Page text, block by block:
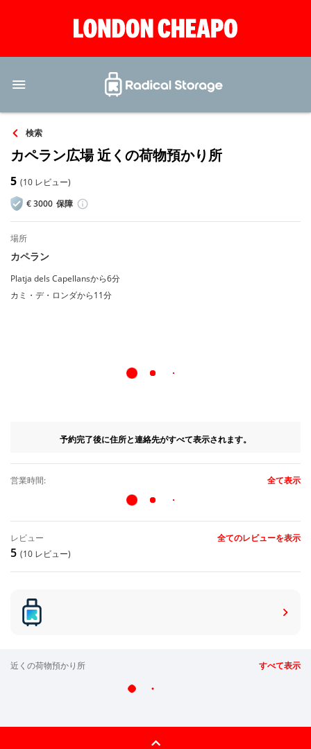
検索
カペラン広場 近くの荷物預かり所
5 (10 レビュー)
€3000 保障
場所
カペラン
Platja dels Capellansから6分
カミ・デ・ロンダから11分
予約完了後に住所と連絡先がすべて表示されます。
営業時間: 全て表示
レビュー 全てのレビューを表示
5 (10 レビュー)
近くの荷物預かり所 すべて表示